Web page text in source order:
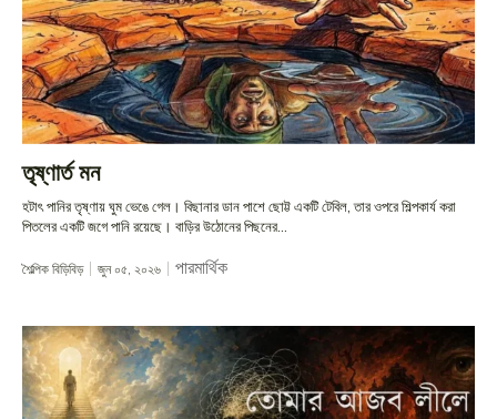
তৃষ্ণার্ত মন
হটাৎ পানির তৃষ্ণায় ঘুম ভেঙে গেল। বিছানার ডান পাশে ছোট্ট একটি টেবিল, তার ওপরে শিল্পকার্য করা
পিতলের একটি জগে পানি রয়েছে। বাড়ির উঠোনের পিছনের...
শৈল্পিক বিড়িবিড় জুন ০৫, ২০২৬ পারমার্থিক